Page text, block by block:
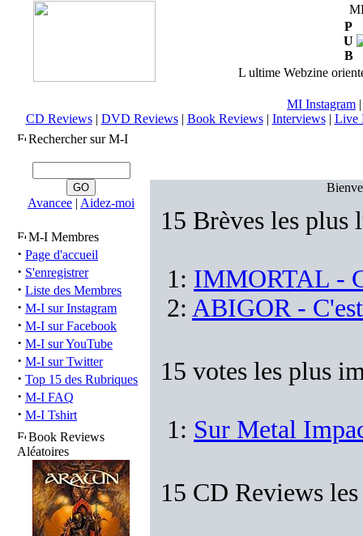
P
U
B
L ultime Webzine
MI Instagram
CD Reviews| DVD Reviews| Book Reviews| Interviews| Live
Rechercher sur M-I
Avancee | Aidez-moi
M-I Membres
· Page d'accueil
· S'enregistrer
· Liste des Membres
· M-I sur Instagram
· M-I sur Facebook
· M-I sur YouTube
· M-I sur Twitter
· Top 15 des Rubriques
· M-I FAQ
· M-I Tshirt
Book Reviews
Aléatoires
15 Brèves les plus
1: IMMORTAL -
2: ABIGOR -
15 votes les plus
1: Sur Metal
15 CD Reviews